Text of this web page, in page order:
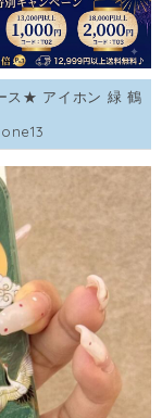
ス★ アイホン 緑 鶴